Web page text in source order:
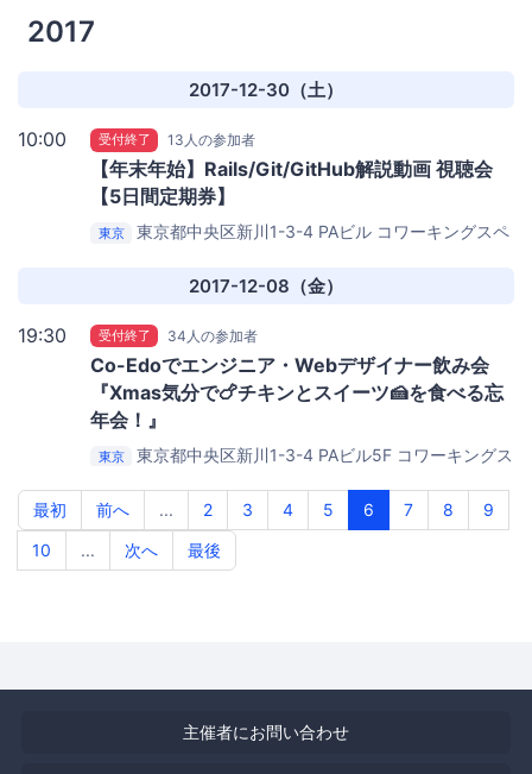
2017
2017-12-30（土）
10:00 受付終了 13人の参加者
【年末年始】Rails/Git/GitHub解説動画 視聴会
【5日間定期券】
東京 東京都中央区新川1-3-4 PAビル コワーキングスペ
2017-12-08（金）
19:30 受付終了 34人の参加者
Co-Edoでエンジニア・Webデザイナー飲み会
『Xmas気分で🍗チキンとスイーツ🍰を食べる忘
年会！』
東京 東京都中央区新川1-3-4 PAビル5F コワーキングス
最初
前へ ... 2 3 4 5 6 7 8
9
10
... 次へ 最後
主催者にお問い合わせ